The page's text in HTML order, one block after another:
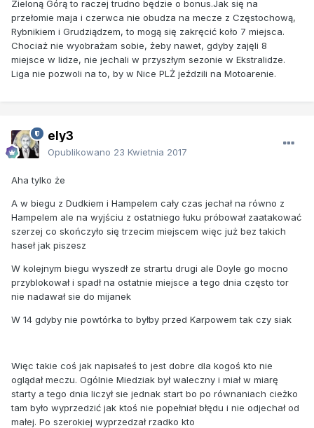
Zieloną Górą to raczej trudno będzie o bonus.Jak się na
przełomie maja i czerwca nie obudza na mecze z Częstochową,
Rybnikiem i Grudziądzem, to mogą się zakręcić koło 7 miejsca.
Chociaż nie wyobrażam sobie, żeby nawet, gdyby zajęli 8
miejsce w lidze, nie jechali w przyszłym sezonie w Ekstralidze.
Liga nie pozwoli na to, by w Nice PLŻ jeździli na Motoarenie.
ely3
Opublikowano 23 Kwietnia 2017
Aha tylko że
A w biegu z Dudkiem i Hampelem cały czas jechał na równo z
Hampelem ale na wyjściu z ostatniego łuku próbował zaatakować
szerzej co skończyło się trzecim miejscem więc już bez takich
haseł jak piszesz
W kolejnym biegu wyszedł ze strartu drugi ale Doyle go mocno
przyblokował i spadł na ostatnie miejsce a tego dnia często tor
nie nadawał sie do mijanek
W 14 gdyby nie powtórka to byłby przed Karpowem tak czy siak
Więc takie coś jak napisałeś to jest dobre dla kogoś kto nie
oglądał meczu. Ogólnie Miedziak był waleczny i miał w miarę
starty a tego dnia liczył sie jednak start bo po równaniach cieżko
tam było wyprzedzić jak ktoś nie popełniał błędu i nie odjechał od
małej. Po szerokiej wyprzedzał rzadko kto